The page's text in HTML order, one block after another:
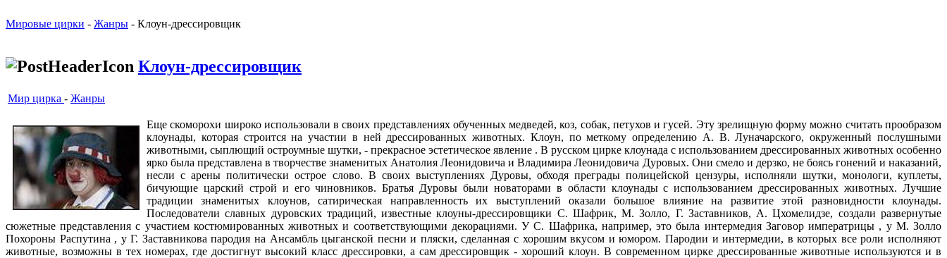
Мировые цирки - Жанры - Клоун-дрессировщик
Клоун-дрессировщик
Мир цирка - Жанры
Еще скоморохи широко использовали в своих представлениях обученных медведей, коз, собак, петухов и гусей. Эту зрелищную форму можно считать прообразом
клоунады, которая строится на участии в ней дрессированных животных. Клоун, по меткому определению А. В. Луначарского, окруженный послушными
животными, сыплющий остроумные шутки, - прекрасное эстетическое явление . В русском цирке клоунада с использованием дрессированных животных особенно
ярко была представлена в творчестве знаменитых Анатолия Леонидовича и Владимира Леонидовича Дуровых. Они смело и дерзко, не боясь гонений и наказаний,
несли с арены политически острое слово. В своих выступлениях Дуровы, обходя преграды полицейской цензуры, исполняли шутки, монологи, куплеты,
бичующие царский строй и его чиновников. Братья Дуровы были новаторами в области клоунады с использованием дрессированных животных. Лучшие
традиции знаменитых клоунов, сатирическая направленность их выступлений оказали большое влияние на развитие этой разновидности клоунады.
Последователи славных дуровских традиций, известные клоуны-дрессировщики С. Шафрик, М. Золло, Г. Заставников, А. Цхомелидзе, создали развернутые
сюжетные представления с участием костюмированных животных и соответствующими декорациями. У С. Шафрика, например, это была интермедия Заговор императрицы , у М. Золло
Похороны Распутина , у Г. Заставникова пародия на Ансамбль цыганской песни и пляски, сделанная с хорошим вкусом и юмором. Пародии и интермедии, в которых все роли исполняют
животные, возможны в тех номерах, где достигнут высокий класс дрессировки, а сам дрессировщик - хороший клоун. В современном цирке дрессированные животные используются и в